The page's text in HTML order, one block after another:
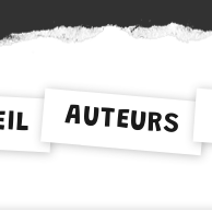
AUTEURS